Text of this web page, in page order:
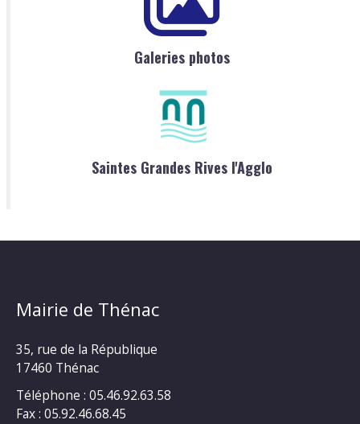
Galeries photos
Saintes Grandes Rives l'Agglo
Mairie de Thénac
35, rue de la République
17460 Thénac
Téléphone : 05.46.92.63.58
Fax : 05.92.46.68.45